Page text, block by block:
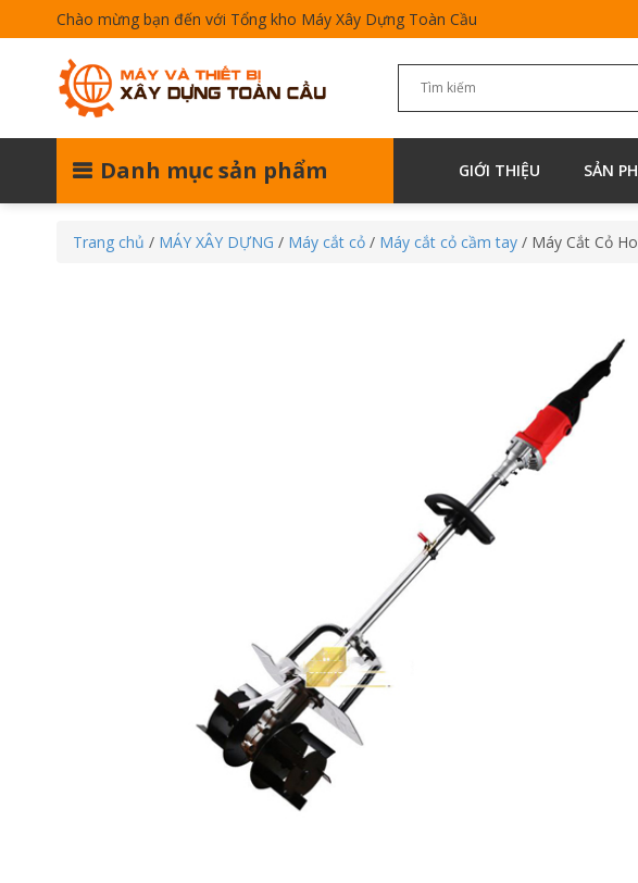
Chào mừng bạn đến với Tổng kho Máy Xây Dựng Toàn Cầu
Danh mục sản phẩm GIỚI THIỆU SẢN
Trang chủ / MÁY XÂY DỰNG / Máy cắt cỏ / Máy cắt cỏ cầm tay / Máy Cắt Cỏ